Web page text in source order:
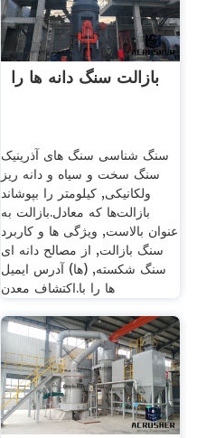
بازالت سنگ دانه ها را
سنگ شناسی سنگ های آذرینیک
سنگ سخت و سیاه و دانه ریز
ولکانیکی, کیلومتر را بپوشاند
بازالت‌ها که معادل.بازالت به
عنوان بالاست, ویژگی ها و کاربرد
سنگ بازالت, از مصالح دانه ای
سنگ شكسته, (ها) آدرس ایمیل
ها را با.اکتشاف معدن